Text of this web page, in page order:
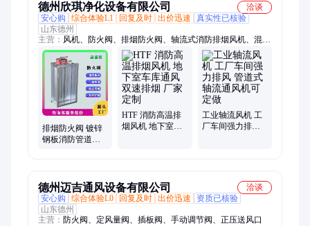
德州欣琪净化设备有限公司
洽谈
安心购
综合体验L1 回复及时 出价迅速
真实性已核验
山东德州
主营： 风机、防火阀、排烟防火阀、轴流式消防排烟风机、混流
风机、调节阀、风机箱
排烟防火阀 镀锌
钢板消防管道隔
HTF 消防高温排
烟风机 地下室车
工业轴流风机 工
厂车间强力排风
德州迈吉通风设备有限公司
洽谈
安心购
综合体验L0 回复及时 出价迅速
资质已核验
山东德州
主营： 防火阀、定风量阀、插板阀、手动调节阀、正压送风口